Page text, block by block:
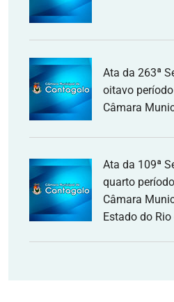
Ata da 263ª
oitavo
Câmara
Ata da 109ª
quarto
Câmara
Estado do